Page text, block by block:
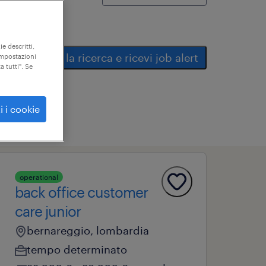
salva la ricerca e ricevi job alert
operational
back office customer
care junior
bernareggio, lombardia
tempo determinato
descritti,
tutti". Se
i cookie